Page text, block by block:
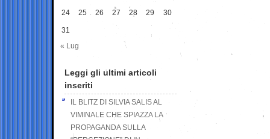
24 25 26 27 28 29 30
31
« Lug
Leggi gli ultimi articoli
inseriti
IL BLITZ DI SILVIA SALIS AL
VIMINALE CHE SPIAZZA LA
PROPAGANDA SULLA